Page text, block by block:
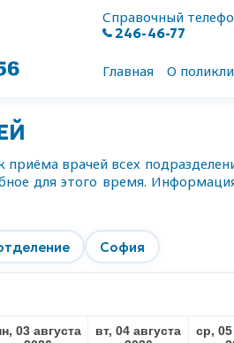
Справочный
246-46-77
Главная О
врачей всех
для этого время.
София